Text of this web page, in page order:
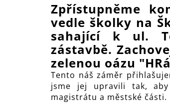
Zpřístupněme
vedle školky na
sahající k ul.
zástavbě.
zelenou oázu
Tento náš záměr
jsme jej upravili tak,
magistrátu a městské části.